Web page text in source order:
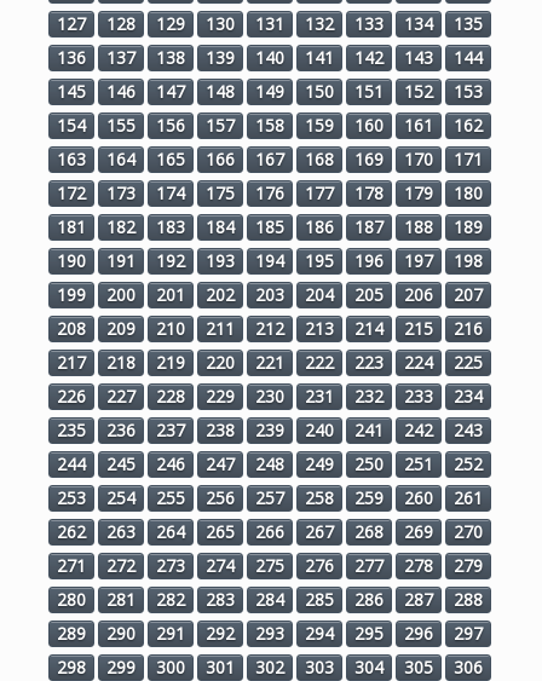
127
128 129 130 131 132 133 134
135
136
137 138 139 140 141 142 143
144
145
146 147 148 149 150 151 152
153
154
155 156 157 158 159 160 161
162
163
164 165 166 167 168 169 170
171
172
173 174 175 176 177 178 179
180
181
182 183 184 185 186 187 188
189
190
191 192 193 194 195 196 197
198
199
200 201 202 203 204 205 206
207
208
209 210 211 212 213 214 215
216
217
218 219 220 221 222 223 224
225
226
227 228 229 230 231 232 233
234
235
236 237 238 239 240 241 242
243
244
245 246 247 248 249 250 251
252
253
254 255 256 257 258 259 260
261
262
263 264 265 266 267 268 269
270
271
272 273 274 275 276 277 278
279
280
281 282 283 284 285 286 287
288
289
290 291 292 293 294 295 296
297
298
299 300 301 302 303 304 305
306